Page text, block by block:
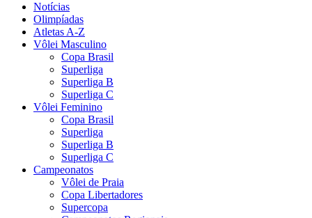
Notícias
Olimpíadas
Atletas A-Z
Vôlei Masculino
Copa Brasil
Superliga
Superliga B
Superliga C
Vôlei Feminino
Copa Brasil
Superliga
Superliga B
Superliga C
Campeonatos
Vôlei de Praia
Copa Libertadores
Supercopa